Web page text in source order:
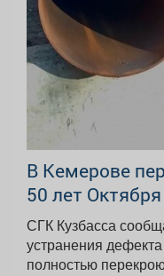
В Кемерове
50 лет
СГК Кузбасса
устранения
полностью